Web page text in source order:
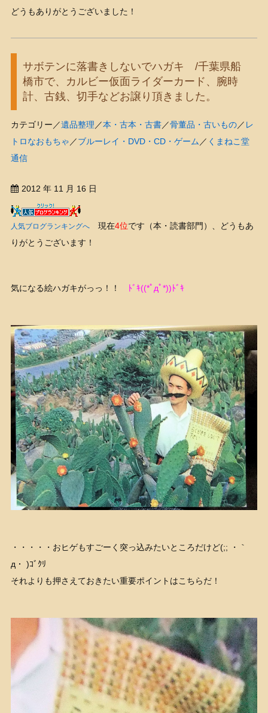
どうもありがとうございました！
サボテンに落書きしないでハガキ /千葉県船
橋市で、カルビー仮面ライダーカード、腕時
計、古銭、切手などお譲り頂きました。
カテゴリー／遺品整理 ／本・古本・古書／骨董品・古いもの／ レ
トロなおもちゃ ／ブルーレイ・DVD・CD・ゲーム ／ くまねこ堂
通信
2012 年 11 月 16 日
人気ブログランキングへ現在4位です（本・読書部門）、どうもあ
りがとうございます！
気になる絵ハガキがっっ！！ ﾄﾞｷ((*ﾟдﾟ*))ﾄﾞｷ
・・・・・おヒゲもすごーく突っ込みたいところだけど(;; ・｀
д・ )ｺﾞｸﾘ
それよりも押さえておきたい重要ポイントはこちらだ！